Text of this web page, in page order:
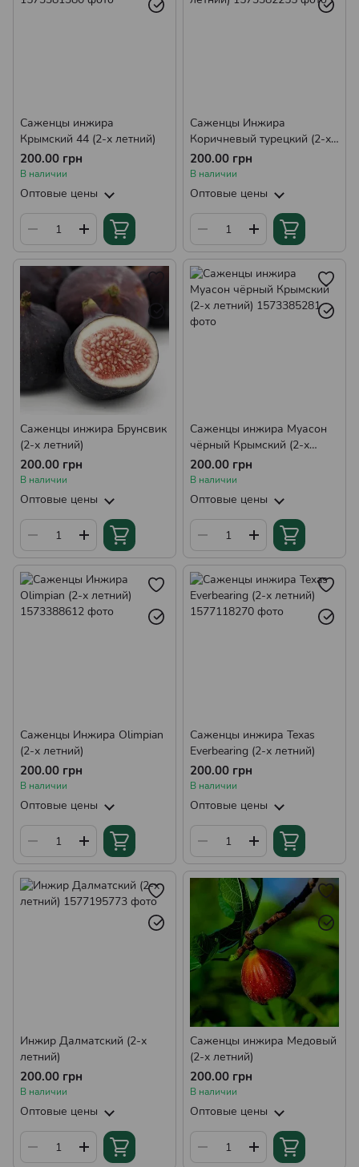
Саженцы инжира
Крымский 44 (2-х летний)
200.00 грн
В наличии
Оптовые цены
Саженцы Инжира
Коричневый турецкий (2-х
летний)
200.00 грн
В наличии
Оптовые цены
Саженцы инжира Брунсвик
(2-х летний)
200.00 грн
В наличии
Оптовые цены
Саженцы инжира Муасон
чёрный Крымский (2-х
летний)
200.00 грн
В наличии
Оптовые цены
Саженцы Инжира Olimpian
(2-х летний)
200.00 грн
В наличии
Оптовые цены
Саженцы инжира Texas
Everbearing (2-х летний)
200.00 грн
В наличии
Оптовые цены
Инжир Далматский (2-х
летний)
200.00 грн
В наличии
Оптовые цены
Саженцы инжира Медовый
(2-х летний)
200.00 грн
В наличии
Оптовые цены